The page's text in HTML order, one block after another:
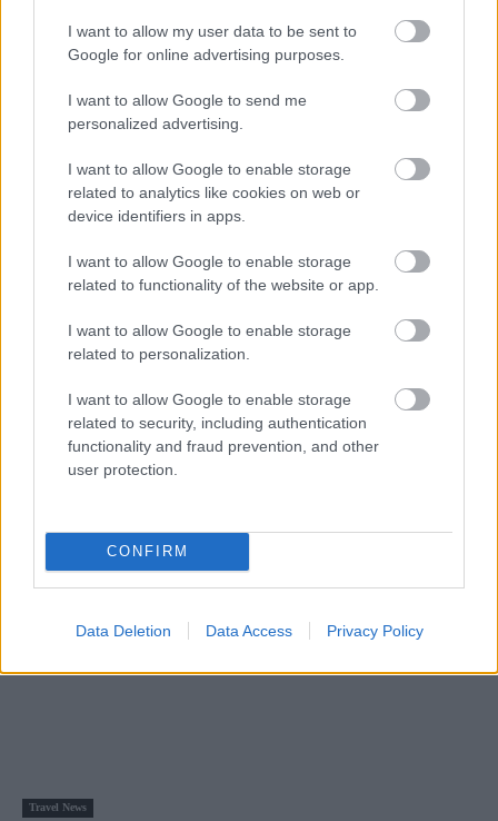
I want to allow my user data to be sent to
Google for online advertising purposes.
I want to allow Google to send me
personalized advertising.
I want to allow Google to enable storage
related to analytics like cookies on web or
device identifiers in apps.
I want to allow Google to enable storage
related to functionality of the website or app.
I want to allow Google to enable storage
related to personalization.
I want to allow Google to enable storage
related to security, including authentication
functionality and fraud prevention, and other
user protection.
CONFIRM
Data Deletion Data Access Privacy Policy
Travel News
H Lufthansa ανακοίνωσε νέες πτήσεις για δημοφιλείς
προορισμούς της Ελλάδας για το καλοκαίρι του 2021!
H Lufthansa προσφέρει νέες πτήσεις για δημοφιλείς προορισμούς της
Ελλάδας για το καλοκαίρι του...
Travel News
Πτήσεις αεροπορικών εταιρειών με προορισμό το…πουθενά!
Τον περασμένο μήνα η αεροπορική εταιρεία Eva Air ξεκίνησε πτήσεις με ένα
από τα αεροσκάφη...
Travel News